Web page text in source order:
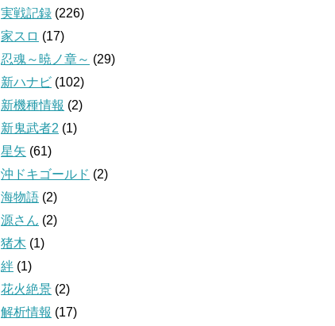
実戦記録 (226)
家スロ (17)
忍魂～暁ノ章～ (29)
新ハナビ (102)
新機種情報 (2)
新鬼武者2 (1)
星矢 (61)
沖ドキゴールド (2)
海物語 (2)
源さん (2)
猪木 (1)
絆 (1)
花火絶景 (2)
解析情報 (17)